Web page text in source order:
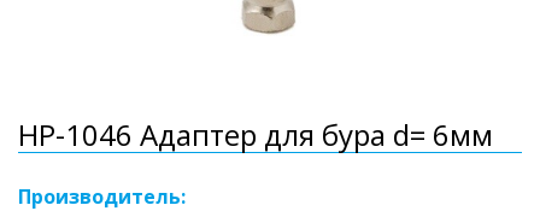
HP-1046 Адаптер для бура d= 6мм
Производитель: